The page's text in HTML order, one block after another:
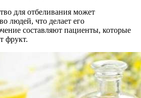
для отбеливания может
людей, что делает его
составляют пациенты, которые
фрукт.